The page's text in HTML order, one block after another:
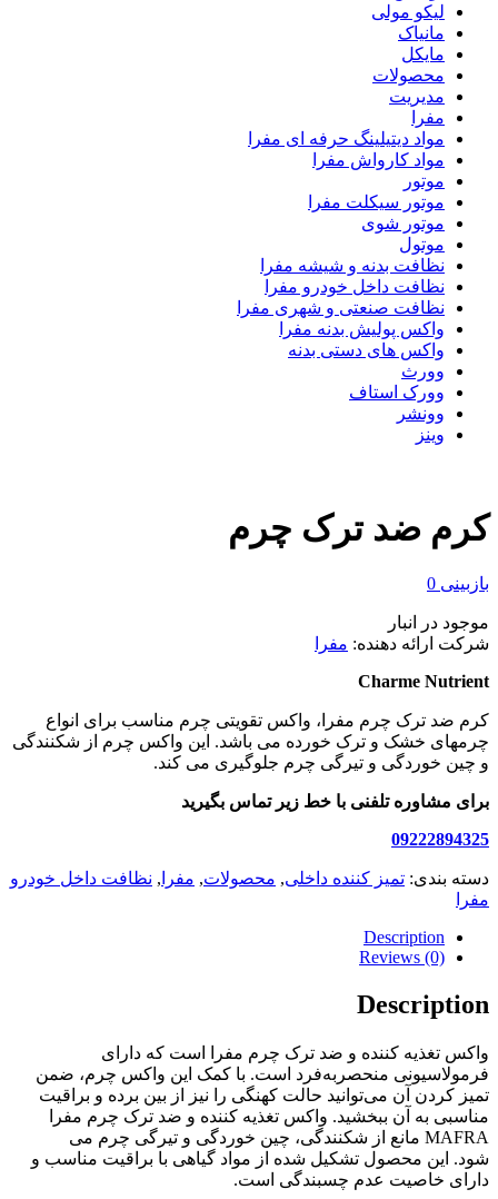
لیکو مولی
مانیاک
مایکل
محصولات
مدیریت
مفرا
مواد دیتیلینگ حرفه ای مفرا
مواد کارواش مفرا
موتور
موتور سیکلت مفرا
موتور شوی
موتول
نظافت بدنه و شیشه مفرا
نظافت داخل خودرو مفرا
نظافت صنعتی و شهری مفرا
واکس پولیش بدنه مفرا
واکس های دستی بدنه
وورث
وورک استاف
وونشر
وینز
کرم ضد ترک چرم
بازبینی 0
موجود در انبار
شرکت ارائه دهنده: مفرا
Charme Nutrient
کرم ضد ترک چرم مفرا، واکس تقویتی چرم مناسب برای انواع
چرمهای خشک و ترک خورده می باشد. این واکس چرم از شکنندگی
و چین خوردگی و تیرگی چرم جلوگیری می کند.
برای مشاوره تلفنی با خط زیر تماس بگیرید
09222894325
دسته بندی: تمیز کننده داخلی, محصولات, مفرا , نظافت داخل خودرو
مفرا
Description
Reviews (0)
Description
واﮐﺲ ﺗﻐﺬﯾﻪ ﮐﻨﻨﺪه و ﺿﺪ ﺗﺮک ﭼﺮم مفرا است که دارای
فرمولاسیونی منحصربه‌فرد است. با کمک این واکس چرم، ضمن
تمیز کردن آن می‌توانید حالت کهنگی را نیز از بین برده و براقیت
مناسبی به آن ببخشید. واﮐﺲ ﺗﻐﺬﯾﻪ ﮐﻨﻨﺪه و ﺿﺪ ﺗﺮک ﭼﺮم مفرا
MAFRA ﻣﺎﻧﻊ از ﺷﮑﻨﻨﺪﮔﯽ، ﭼﯿﻦ ﺧﻮردﮔﯽ و ﺗﯿﺮﮔﯽ ﭼﺮم می
شود. این محصول ﺗﺸﮑﯿﻞ ﺷﺪه از ﻣﻮاد گیاهی ﺑﺎ ﺑﺮاﻗﯿﺖ ﻣﻨﺎﺳﺐ و
دارای خاصیت ﻋﺪم ﭼﺴﺒﻨﺪﮔﯽ است.